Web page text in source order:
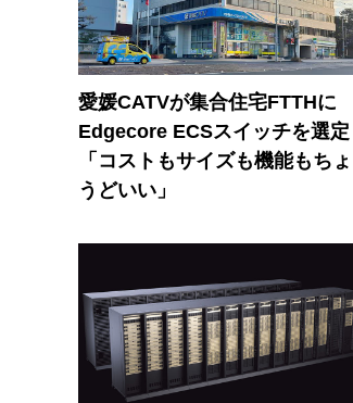
愛媛CATVが集合住宅FTTHに
Edgecore ECSスイッチを選定
「コストもサイズも機能もちょ
うどいい」